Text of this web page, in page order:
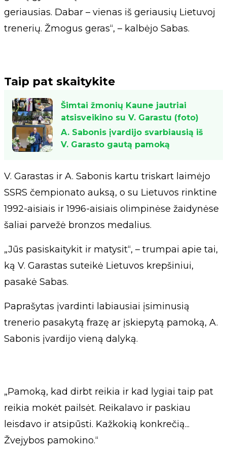
geriausias. Dabar – vienas iš geriausių Lietuvoj
trenerių. Žmogus geras“, – kalbėjo Sabas.
Taip pat skaitykite
Šimtai žmonių Kaune jautriai
atsisveikino su V. Garastu (foto)
A. Sabonis įvardijo svarbiausią iš
V. Garasto gautą pamoką
V. Garastas ir A. Sabonis kartu triskart laimėjo
SSRS čempionato auksą, o su Lietuvos rinktine
1992-aisiais ir 1996-aisiais olimpinėse žaidynėse
šaliai parvežė bronzos medalius.
„Jūs pasiskaitykit ir matysit“, – trumpai apie tai,
ką V. Garastas suteikė Lietuvos krepšiniui,
pasakė Sabas.
Paprašytas įvardinti labiausiai įsiminusią
trenerio pasakytą frazę ar įskiepytą pamoką, A.
Sabonis įvardijo vieną dalyką.
„Pamoką, kad dirbt reikia ir kad lygiai taip pat
reikia mokėt pailsėt. Reikalavo ir paskiau
leisdavo ir atsipūsti. Kažkokią konkrečią...
Žvejybos pamokino.“